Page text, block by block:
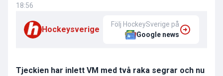
18:56
Hockeysverige
Följ HockeySverige på
Google news
Tjeckien har inlett VM med två raka segrar och nu